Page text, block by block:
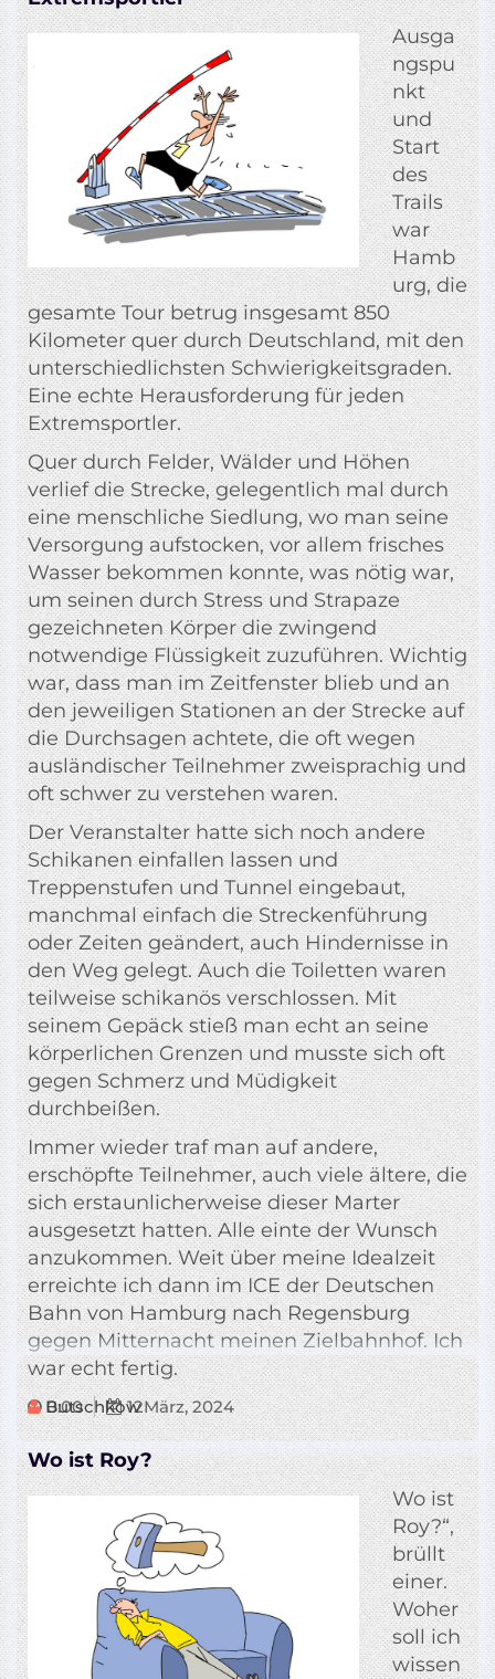
Ausga
ngspu
nkt
und
Start
des
Trails
war
Hamb
urg, die
gesamte Tour betrug insgesamt 850
Kilometer quer durch Deutschland, mit den
unterschiedlichsten Schwierigkeitsgraden.
Eine echte Herausforderung für jeden
Extremsportler.
Quer durch Felder, Wälder und Höhen
verlief die Strecke, gelegentlich mal durch
eine menschliche Siedlung, wo man seine
Versorgung aufstocken, vor allem frisches
Wasser bekommen konnte, was nötig war,
um seinen durch Stress und Strapaze
gezeichneten Körper die zwingend
notwendige Flüssigkeit zuzuführen. Wichtig
war, dass man im Zeitfenster blieb und an
den jeweiligen Stationen an der Strecke auf
die Durchsagen achtete, die oft wegen
ausländischer Teilnehmer zweisprachig und
oft schwer zu verstehen waren.
Der Veranstalter hatte sich noch andere
Schikanen einfallen lassen und
Treppenstufen und Tunnel eingebaut,
manchmal einfach die Streckenführung
oder Zeiten geändert, auch Hindernisse in
den Weg gelegt. Auch die Toiletten waren
teilweise schikanös verschlossen. Mit
seinem Gepäck stieß man echt an seine
körperlichen Grenzen und musste sich oft
gegen Schmerz und Müdigkeit
durchbeißen.
Immer wieder traf man auf andere,
erschöpfte Teilnehmer, auch viele ältere, die
sich erstaunlicherweise dieser Marter
ausgesetzt hatten. Alle einte der Wunsch
anzukommen. Weit über meine Idealzeit
erreichte ich dann im ICE der Deutschen
Bahn von Hamburg nach Regensburg
gegen Mitternacht meinen Zielbahnhof. Ich
war echt fertig.
0:00 12März, 2024
Butschkow
Wo ist Roy?
Wo ist
Roy?“,
brüllt
einer.
Woher
soll ich
wissen